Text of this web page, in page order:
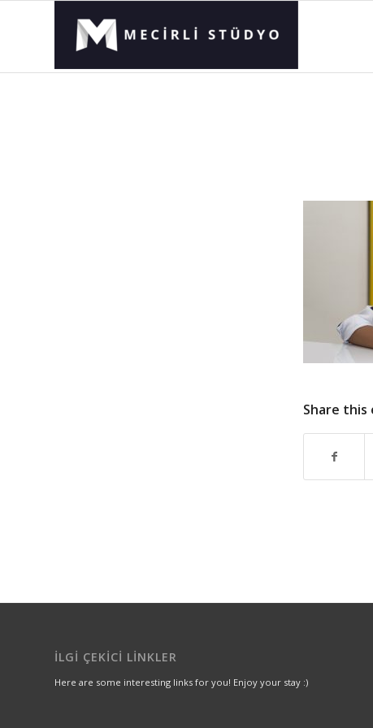
Share this
İLGI ÇEKICI LINKLER
Here are some interesting links for you! Enjoy your stay :)